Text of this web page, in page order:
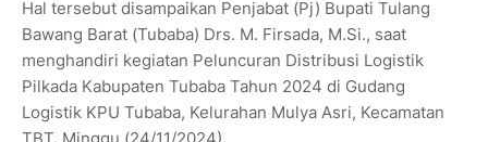
Hal tersebut disampaikan Penjabat (Pj) Bupati Tulang
Bawang Barat (Tubaba) Drs. M. Firsada, M.Si., saat
menghandiri kegiatan Peluncuran Distribusi Logistik
Pilkada Kabupaten Tubaba Tahun 2024 di Gudang
Logistik KPU Tubaba, Kelurahan Mulya Asri, Kecamatan